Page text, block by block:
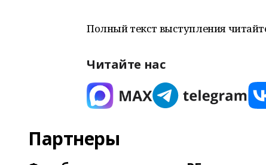
Полный текст выступления
Читайте нас
Партнеры